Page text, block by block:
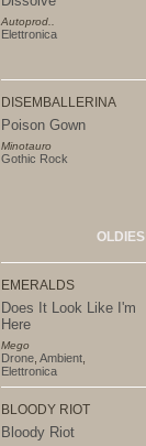
Autoprod..
Elettronica
DISEMBALLERINA
Poison Gown
Minotauro
Gothic Rock
OLDIES
EMERALDS
Does It Look Like I'm
Here
Mego
Drone Ambient
Elettronica
BLOODY RIOT
Bloody Riot